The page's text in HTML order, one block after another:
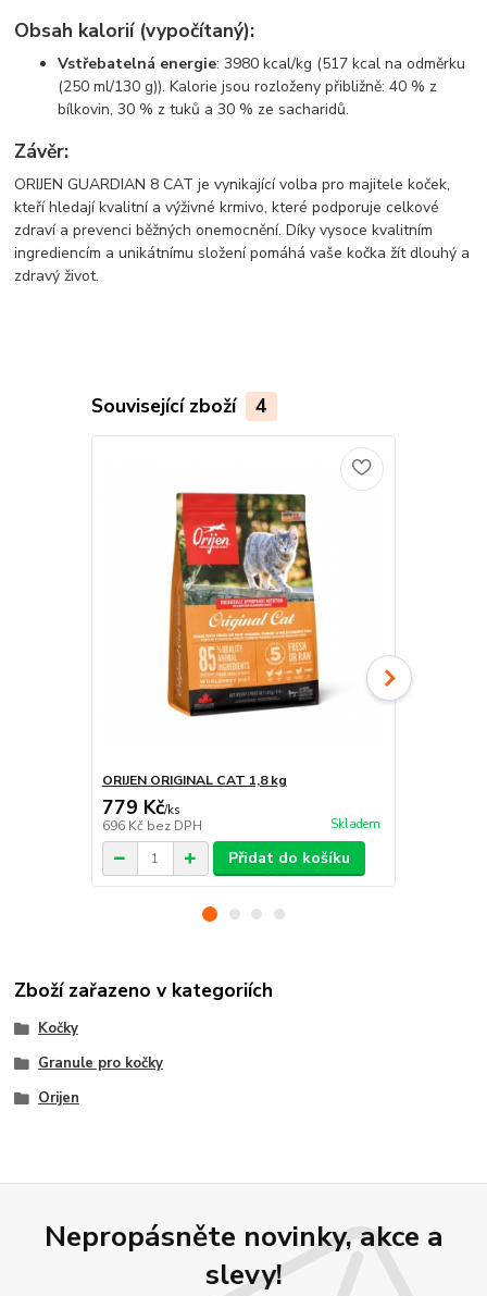
Obsah kalorií (vypočítaný):
Vstřebatelná energie: 3980 kcal/kg (517 kcal na odměrku
(250 ml/130 g)). Kalorie jsou rozloženy přibližně: 40 % z
bílkovin, 30 % z tuků a 30 % ze sacharidů.
Závěr:
ORIJEN GUARDIAN 8 CAT je vynikající volba pro majitele koček,
kteří hledají kvalitní a výživné krmivo, které podporuje celkové
zdraví a prevenci běžných onemocnění. Díky vysoce kvalitním
ingrediencím a unikátnímu složení pomáhá vaše kočka žít dlouhý a
zdravý život.
Související zboží 4
ORIJEN ORIGINAL CAT 1,8 kg
779 Kč/ks
696 Kč bez DPH Skladem
Přidat do košíku
Zboží zařazeno v kategoriích
Kočky
Granule pro kočky
Orijen
Nepropásněte novinky, akce a
slevy!